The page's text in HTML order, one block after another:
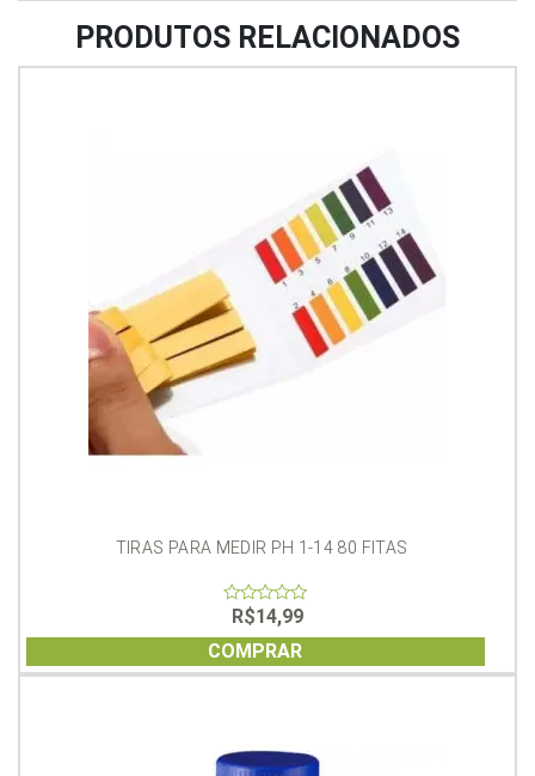
PRODUTOS RELACIONADOS
TIRAS PARA MEDIR PH 1-14 80 FITAS
out
of
5
R$14,99
COMPRAR